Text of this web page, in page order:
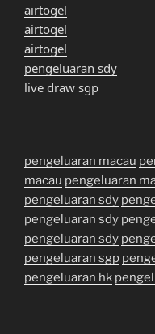
airtogel
airtogel
airtogel
pengeluaran sdy
live draw sgp
pengeluaran macau
macau pengeluaran
pengeluaran sdy
pengeluaran sdy
pengeluaran sdy
pengeluaran sgp
pengeluaran hk